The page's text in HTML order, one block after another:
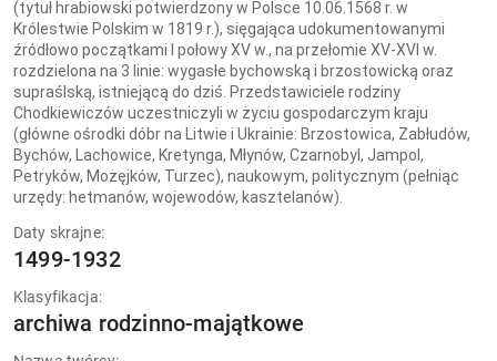
(tytuł hrabiowski potwierdzony w Polsce 10.06.1568 r. w
Królestwie Polskim w 1819 r.), sięgająca udokumentowanymi
źródłowo początkami I połowy XV w., na przełomie XV-XVI w.
rozdzielona na 3 linie: wygasłe bychowską i brzostowicką oraz
supraślską, istniejącą do dziś. Przedstawiciele rodziny
Chodkiewiczów uczestniczyli w życiu gospodarczym kraju
(główne ośrodki dóbr na Litwie i Ukrainie: Brzostowica, Zabłudów,
Bychów, Lachowice, Kretynga, Młynów, Czarnobyl, Jampol,
Petryków, Możęjków, Turzec), naukowym, politycznym (pełniąc
urzędy: hetmanów, wojewodów, kasztelanów).
Daty skrajne:
1499-1932
Klasyfikacja:
archiwa rodzinno-majątkowe